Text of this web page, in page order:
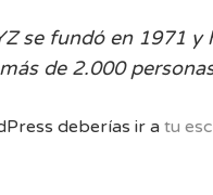
se fundó en 1971
de 2.000
deberías ir atu